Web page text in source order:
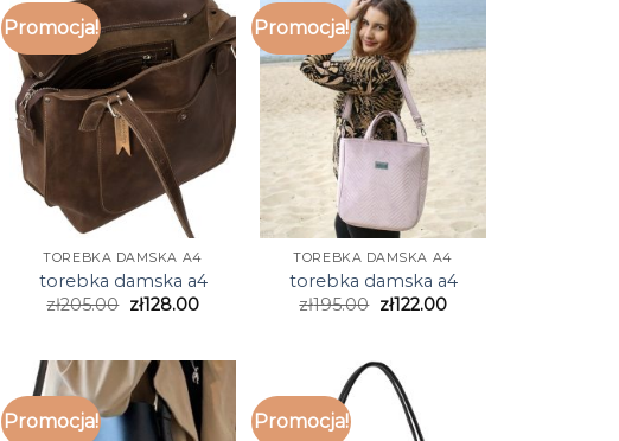
Promocja!
TOREBKA DAMSKA A4
torebka damska a4
zł205.00 zł128.00
Promocja!
TOREBKA DAMSKA A4
torebka damska a4
zł195.00 zł122.00
Promocja! Promocja!